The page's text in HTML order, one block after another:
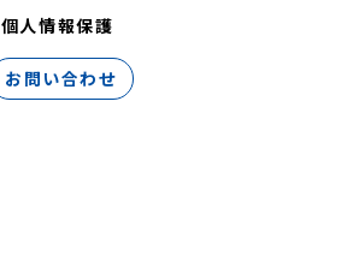
個人情報保護
お問い合わせ